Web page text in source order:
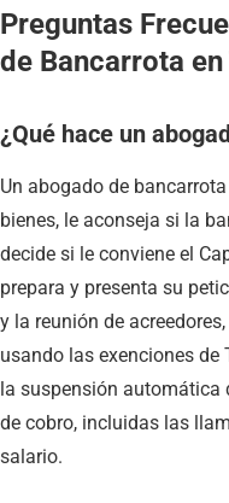
Preguntas
de Bancarrota en
¿Qué hace un
Un abogado de
bienes, le aconseja si la
decide si le conviene el
prepara y presenta su
y la reunión de
usando las exenciones de
la suspensión automática
de cobro, incluidas las
salario.